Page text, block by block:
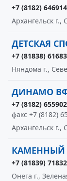
+7 (8182) 646914
Архангельск
ДЕТСКАЯ
+7 (81838) 61683
Няндома г.,
ДИНАМО
+7 (8182) 655902
факс +7 (8182)
Архангельск г.,
КАМЕННЫЙ
+7 (81839) 71832
Онега г.,